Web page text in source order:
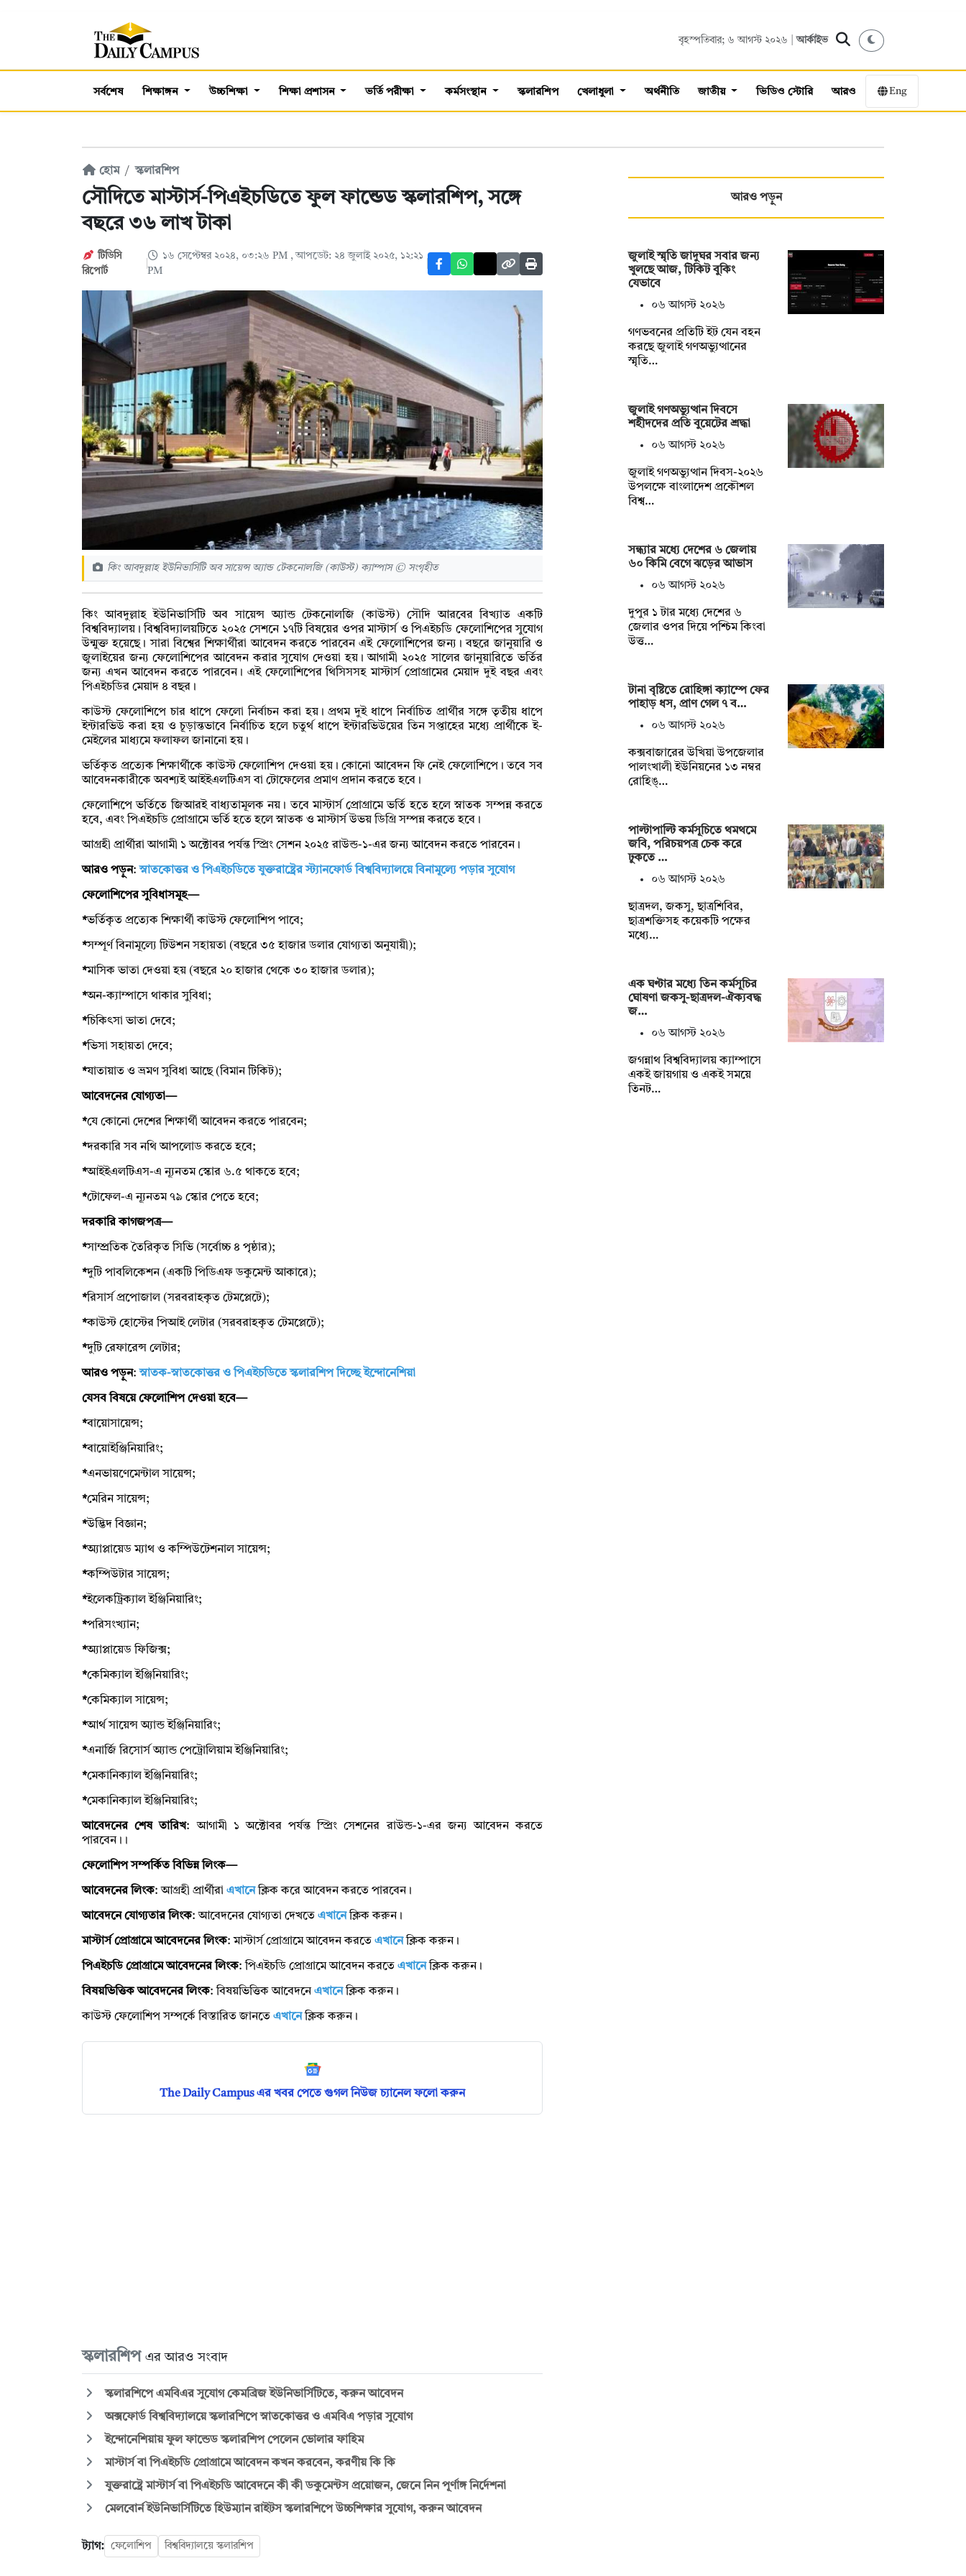
বৃহস্পতিবার; ৬ আগস্ট ২০২৬ |আর্কাইভ
সর্বশেষ শিক্ষাঙ্গন উচ্চশিক্ষা শিক্ষা প্রশাসন ভর্তি পরীক্ষা কর্মসংস্থান স্কলারশিপ খেলাধুলা অর্থনীতি জাতীয় ভিডিও স্টোরি আরও Eng
হোম স্কলারশিপ
সৌদিতে মাস্টার্স-পিএইচডিতে ফুল ফান্ডেড স্কলারশিপ, সঙ্গে
বছরে ৩৬ লাখ টাকা
টিডিসি
রিপোর্ট
১৬ সেপ্টেম্বর ২০২৪, ০৩:২৬ PM , আপডেট: ২৪ জুলাই ২০২৫, ১২:২১
PM
কিং আবদুল্লাহ ইউনিভার্সিটি অব সায়েন্স অ্যান্ড টেকনোলজি (কাউস্ট) ক্যাম্পাস © সংগৃহীত
কিং আবদুল্লাহ ইউনিভার্সিটি অব সায়েন্স অ্যান্ড টেকনোলজি (কাউস্ট) সৌদি আরবের বিখ্যাত একটি
বিশ্ববিদ্যালয়। বিশ্ববিদ্যালয়টিতে ২০২৫ সেশনে ১৭টি বিষয়ের ওপর মাস্টার্স ও পিএইচডি ফেলোশিপের সুযোগ
উন্মুক্ত হয়েছে। সারা বিশ্বের শিক্ষার্থীরা আবেদন করতে পারবেন এই ফেলোশিপের জন্য। বছরে জানুয়ারি ও
জুলাইয়ের জন্য ফেলোশিপের আবেদন করার সুযোগ দেওয়া হয়। আগামী ২০২৫ সালের জানুয়ারিতে ভর্তির
জন্য এখন আবেদন করতে পারবেন। এই ফেলোশিপের থিসিসসহ মাস্টার্স প্রোগ্রামের মেয়াদ দুই বছর এবং
পিএইচডির মেয়াদ ৪ বছর।
কাউস্ট ফেলোশিপে চার ধাপে ফেলো নির্বাচন করা হয়। প্রথম দুই ধাপে নির্বাচিত প্রার্থীর সঙ্গে তৃতীয় ধাপে
ইন্টারভিউ করা হয় ও চূড়ান্তভাবে নির্বাচিত হলে চতুর্থ ধাপে ইন্টারভিউয়ের তিন সপ্তাহের মধ্যে প্রার্থীকে ই-
মেইলের মাধ্যমে ফলাফল জানানো হয়।
ভর্তিকৃত প্রত্যেক শিক্ষার্থীকে কাউস্ট ফেলোশিপ দেওয়া হয়। কোনো আবেদন ফি নেই ফেলোশিপে। তবে সব
আবেদনকারীকে অবশ্যই আইইএলটিএস বা টোফেলের প্রমাণ প্রদান করতে হবে।
ফেলোশিপে ভর্তিতে জিআরই বাধ্যতামূলক নয়। তবে মাস্টার্স প্রোগ্রামে ভর্তি হতে হলে স্নাতক সম্পন্ন করতে
হবে, এবং পিএইচডি প্রোগ্রামে ভর্তি হতে হলে স্নাতক ও মাস্টার্স উভয় ডিগ্রি সম্পন্ন করতে হবে।
আগ্রহী প্রার্থীরা আগামী ১ অক্টোবর পর্যন্ত স্প্রিং সেশন ২০২৫ রাউন্ড-১-এর জন্য আবেদন করতে পারবেন।
আরও পড়ুন:স্নাতকোত্তর ও পিএইচডিতে যুক্তরাষ্ট্রের স্ট্যানফোর্ড বিশ্ববিদ্যালয়ে বিনামূল্যে পড়ার সুযোগ
ফেলোশিপের সুবিধাসমূহ—
*ভর্তিকৃত প্রত্যেক শিক্ষার্থী কাউস্ট ফেলোশিপ পাবে;
*সম্পূর্ণ বিনামূল্যে টিউশন সহায়তা (বছরে ৩৫ হাজার ডলার যোগ্যতা অনুযায়ী);
*মাসিক ভাতা দেওয়া হয় (বছরে ২০ হাজার থেকে ৩০ হাজার ডলার);
*অন-ক্যাম্পাসে থাকার সুবিধা;
*চিকিৎসা ভাতা দেবে;
*ভিসা সহায়তা দেবে;
*যাতায়াত ও ভ্রমণ সুবিধা আছে (বিমান টিকিট);
আবেদনের যোগ্যতা—
*যে কোনো দেশের শিক্ষার্থী আবেদন করতে পারবেন;
*দরকারি সব নথি আপলোড করতে হবে;
*আইইএলটিএস-এ ন্যূনতম স্কোর ৬.৫ থাকতে হবে;
*টোফেল-এ ন্যূনতম ৭৯ স্কোর পেতে হবে;
দরকারি কাগজপত্র—
*সাম্প্রতিক তৈরিকৃত সিভি (সর্বোচ্চ ৪ পৃষ্ঠার);
*দুটি পাবলিকেশন (একটি পিডিএফ ডকুমেন্ট আকারে);
*রিসার্স প্রপোজাল (সরবরাহকৃত টেমপ্লেটে);
*কাউস্ট হোস্টের পিআই লেটার (সরবরাহকৃত টেমপ্লেটে);
*দুটি রেফারেন্স লেটার;
আরও পড়ুন:স্নাতক-স্নাতকোত্তর ও পিএইচডিতে স্কলারশিপ দিচ্ছে ইন্দোনেশিয়া
যেসব বিষয়ে ফেলোশিপ দেওয়া হবে—
*বায়োসায়েন্স;
*বায়োইঞ্জিনিয়ারিং;
*এনভায়ণেমেন্টাল সায়েন্স;
*মেরিন সায়েন্স;
*উদ্ভিদ বিজ্ঞান;
*অ্যাপ্লায়েড ম্যাথ ও কম্পিউটেশনাল সায়েন্স;
*কম্পিউটার সায়েন্স;
*ইলেকট্রিক্যাল ইঞ্জিনিয়ারিং;
*পরিসংখ্যান;
*অ্যাপ্লায়েড ফিজিক্স;
*কেমিক্যাল ইঞ্জিনিয়ারিং;
*কেমিক্যাল সায়েন্স;
*আর্থ সায়েন্স অ্যান্ড ইঞ্জিনিয়ারিং;
*এনার্জি রিসোর্স অ্যান্ড পেট্রোলিয়াম ইঞ্জিনিয়ারিং;
*মেকানিক্যাল ইঞ্জিনিয়ারিং;
*মেকানিক্যাল ইঞ্জিনিয়ারিং;
আবেদনের শেষ তারিখ: আগামী ১ অক্টোবর পর্যন্ত স্প্রিং সেশনের রাউন্ড-১-এর জন্য আবেদন করতে
পারবেন।।
ফেলোশিপ সম্পর্কিত বিভিন্ন লিংক—
আবেদনের লিংক: আগ্রহী প্রার্থীরা এখানেক্লিক করে আবেদন করতে পারবেন।
আবেদনে যোগ্যতার লিংক: আবেদনের যোগ্যতা দেখতে এখানেক্লিক করুন।
মাস্টার্স প্রোগ্রামে আবেদনের লিংক: মাস্টার্স প্রোগ্রামে আবেদন করতে এখানেক্লিক করুন।
পিএইচডি প্রোগ্রামে আবেদনের লিংক: পিএইচডি প্রোগ্রামে আবেদন করতে এখানেক্লিক করুন।
বিষয়ভিত্তিক আবেদনের লিংক: বিষয়ভিত্তিক আবেদনে এখানেক্লিক করুন।
কাউস্ট ফেলোশিপ সম্পর্কে বিস্তারিত জানতে এখানেক্লিক করুন।
The Daily Campus এর খবর পেতে গুগল নিউজ চ্যানেল ফলো করুন
স্কলারশিপ এর আরও সংবাদ
স্কলারশিপে এমবিএর সুযোগ কেমব্রিজ ইউনিভার্সিটিতে, করুন আবেদন
অক্সফোর্ড বিশ্ববিদ্যালয়ে স্কলারশিপে স্নাতকোত্তর ও এমবিএ পড়ার সুযোগ
ইন্দোনেশিয়ায় ফুল ফান্ডেড স্কলারশিপ পেলেন ভোলার ফাহিম
মাস্টার্স বা পিএইচডি প্রোগ্রামে আবেদন কখন করবেন, করণীয় কি কি
যুক্তরাষ্ট্রে মাস্টার্স বা পিএইচডি আবেদনে কী কী ডকুমেন্টস প্রয়োজন, জেনে নিন পূর্ণাঙ্গ নির্দেশনা
মেলবোর্ন ইউনিভার্সিটিতে হিউম্যান রাইটস স্কলারশিপে উচ্চশিক্ষার সুযোগ, করুন আবেদন
ট্যাগ: ফেলোশিপ বিশ্ববিদ্যালয়ে স্কলারশিপ
আরও পড়ুন
জুলাই স্মৃতি জাদুঘর সবার জন্য
খুলছে আজ, টিকিট বুকিং
যেভাবে
০৬ আগস্ট ২০২৬
গণভবনের প্রতিটি ইট যেন বহন
করছে জুলাই গণঅভ্যুত্থানের
স্মৃতি…
জুলাই গণঅভ্যুত্থান দিবসে
শহীদদের প্রতি বুয়েটের শ্রদ্ধা
০৬ আগস্ট ২০২৬
জুলাই গণঅভ্যুত্থান দিবস-২০২৬
উপলক্ষে বাংলাদেশ প্রকৌশল
বিশ্ব…
সন্ধ্যার মধ্যে দেশের ৬ জেলায়
৬০ কিমি বেগে ঝড়ের আভাস
০৬ আগস্ট ২০২৬
দুপুর ১ টার মধ্যে দেশের ৬
জেলার ওপর দিয়ে পশ্চিম কিংবা
উত্ত…
টানা বৃষ্টিতে রোহিঙ্গা ক্যাম্পে ফের
পাহাড় ধস, প্রাণ গেল ৭ ব…
০৬ আগস্ট ২০২৬
কক্সবাজারের উখিয়া উপজেলার
পালংখালী ইউনিয়নের ১৩ নম্বর
রোহিঙ্…
পাল্টাপাল্টি কর্মসূচিতে থমথমে
জবি, পরিচয়পত্র চেক করে
ঢুকতে …
০৬ আগস্ট ২০২৬
ছাত্রদল, জকসু, ছাত্রশিবির,
ছাত্রশক্তিসহ কয়েকটি পক্ষের
মধ্যে…
এক ঘণ্টার মধ্যে তিন কর্মসূচির
ঘোষণা জকসু-ছাত্রদল-ঐক্যবদ্ধ
জ…
০৬ আগস্ট ২০২৬
জগন্নাথ বিশ্ববিদ্যালয় ক্যাম্পাসে
একই জায়গায় ও একই সময়ে
তিনট…